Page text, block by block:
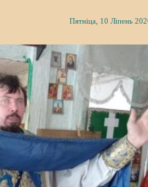
Пятніца, 10 Ліпень